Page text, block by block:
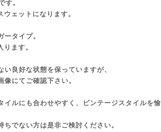
す。
ェットになります。
タイプ。
ます。
良好な状態を保っていますが、
にてご確認下さい。
ルにも合わせやすく、ビンテージスタイルを愉
でない方は是非ご検討ください。